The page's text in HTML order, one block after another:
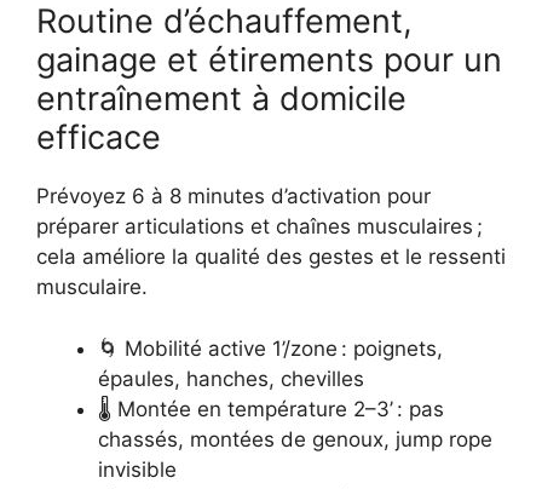
Routine d’échauffement,
gainage et étirements pour un
entraînement à domicile
efficace
Prévoyez 6 à 8 minutes d’activation pour
préparer articulations et chaînes musculaires ;
cela améliore la qualité des gestes et le ressenti
musculaire.
🌀 Mobilité active 1’/zone : poignets,
épaules, hanches, chevilles
🌡️ Montée en température 2–3’ : pas
chassés, montées de genoux, jump rope
invisible